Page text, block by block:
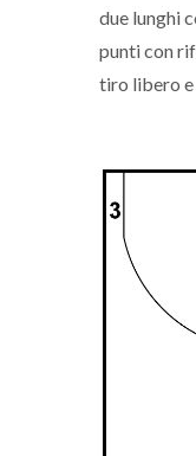
due lunghi
punti con
tiro libero e